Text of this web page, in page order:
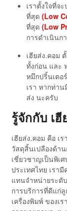
เราตั้งใจที่จ
ที่สุด (Low
ที่สุด (Low
การดำเนินก
เฮียส่ง.คอม
ทั้งก่อน และ
หมึกปริ้นเตอ
เรา หากท่า
ส่ง นะครับ
รู้จักกับ เฮี
เฮียส่ง.คอม คือ เ
วัสดุสิ้นเปลืองด้า
เชี่ยวชาญเป็นพิเ
ประเทศไทย เรา
แทนจำหน่ายระ
การบริการที่ดีแก่
เครื่องพิมพ์ ของเ